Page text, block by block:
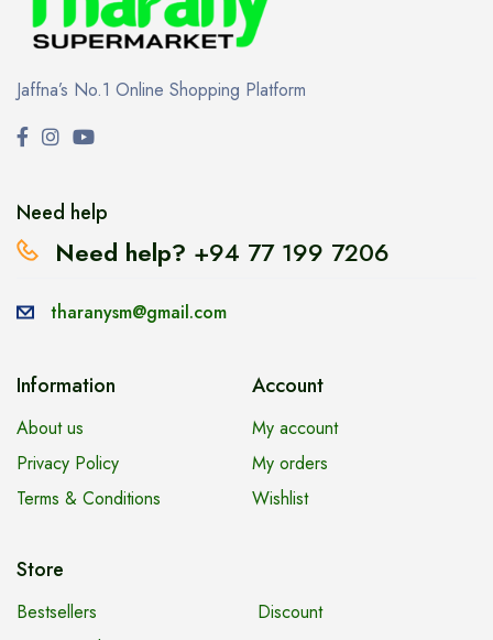
Jaffna’s No.1 Online Shopping Platform
Need help
Need help? +94 77 199 7206
tharanysm@gmail.com
Information
About us
Privacy Policy
Terms & Conditions
Account
My account
My orders
Wishlist
Store
Bestsellers
Discount